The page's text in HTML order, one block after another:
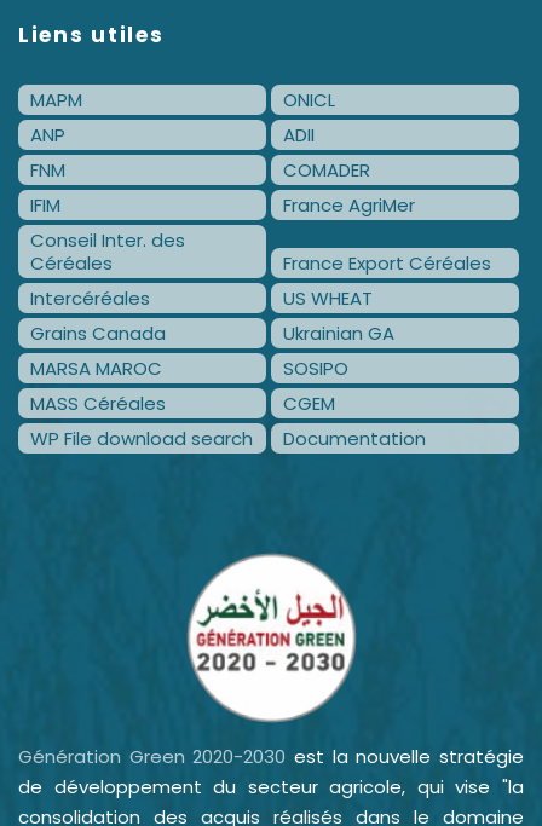
Liens utiles
MAPM
ONICL
ANP
ADII
FNM
COMADER
IFIM
France AgriMer
Conseil Inter. des
Céréales
France Export Céréales
Intercéréales
US WHEAT
Grains Canada
Ukrainian GA
MARSA MAROC
SOSIPO
MASS Céréales
CGEM
WP File download search
Documentation
Génération Green 2020-2030 est la nouvelle stratégie
de développement du secteur agricole, qui vise "la
consolidation des acquis réalisés dans le domaine